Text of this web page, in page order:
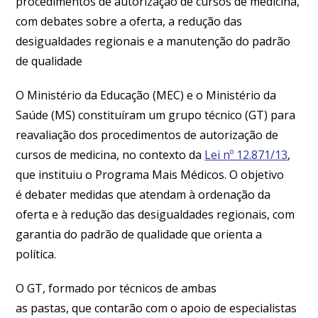
com debates sobre a oferta, a redução das
desigualdades regionais e a manutenção do padrão
de qualidade
O Ministério da Educação (MEC) e o Ministério da
Saúde (MS) constituíram um grupo técnico (GT) para
reavaliação dos procedimentos de autorização de
cursos de medicina, no contexto da Lei nº 12.871/13,
que instituiu o Programa Mais Médicos. O objetivo
é debater medidas que atendam à ordenação da
oferta e à redução das desigualdades regionais, com
garantia do padrão de qualidade que orienta a
política.
O GT, formado por técnicos de ambas
as pastas, que contarão com o apoio de especialistas